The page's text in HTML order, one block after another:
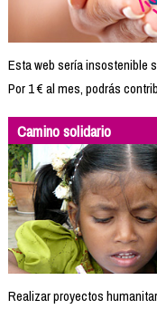
Esta web sería insostenible
Por 1 € al mes, podrás
Camino solidario
Realizar proyectos